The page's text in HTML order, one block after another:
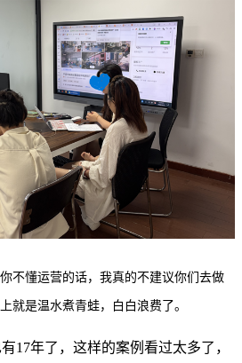
不懂运营的话，我真的不建议你们去做
就是温水煮青蛙，白白浪费了。
17年了，这样的案例看过太多了，